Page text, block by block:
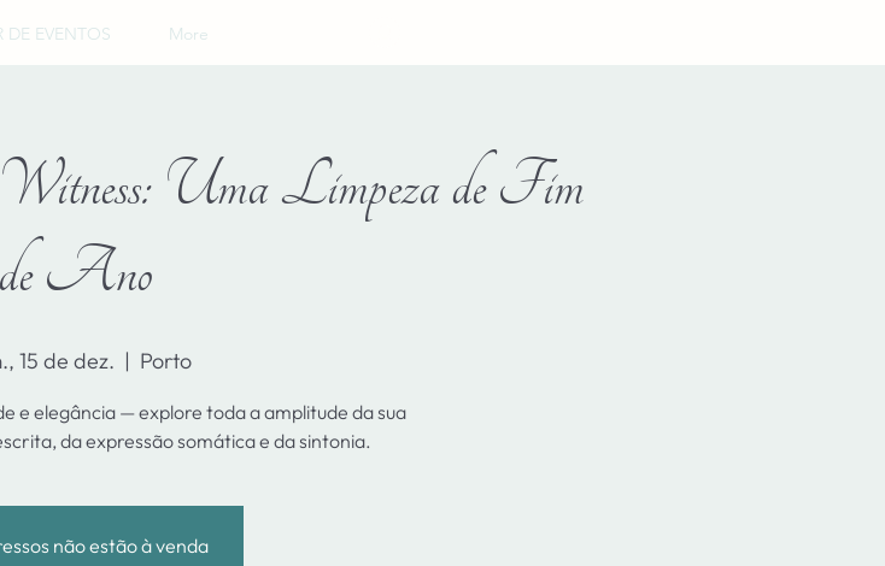
DE EVENTOS More
Uma Limpeza de Fim
de Ano
15 de dez.
  |
Porto
e elegância — explore toda a amplitude da sua
da expressão somática e da sintonia.
não estão à venda